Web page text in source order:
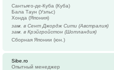
Сантьяго-де-Куба (Куба)
Бала Таун (Уэльс)
Хонда (Япония)
зам. в Сент Джордж Сити (Австралия)
зам. в Крэйгройстон (Шотландия)
Сборная Японии (юн.)
Sibe.ro
Опытный менеджер